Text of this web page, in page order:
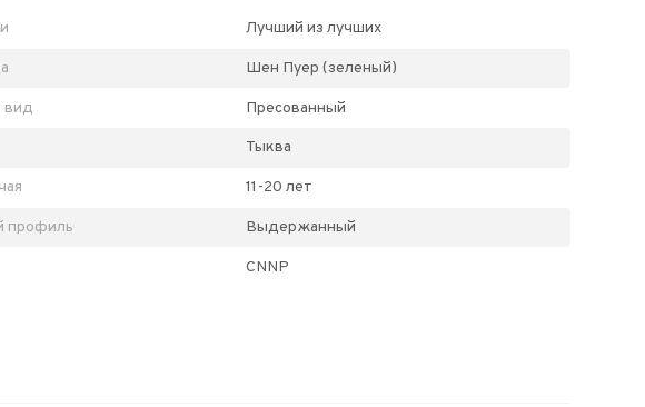
Лучший из лучших
Шен Пуер (зеленый)
вид Пресованный
Тыква
11-20 лет
профиль Выдержанный
CNNP